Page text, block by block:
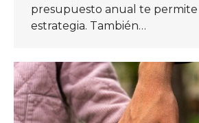
presupuesto anual te
estrategia. También…